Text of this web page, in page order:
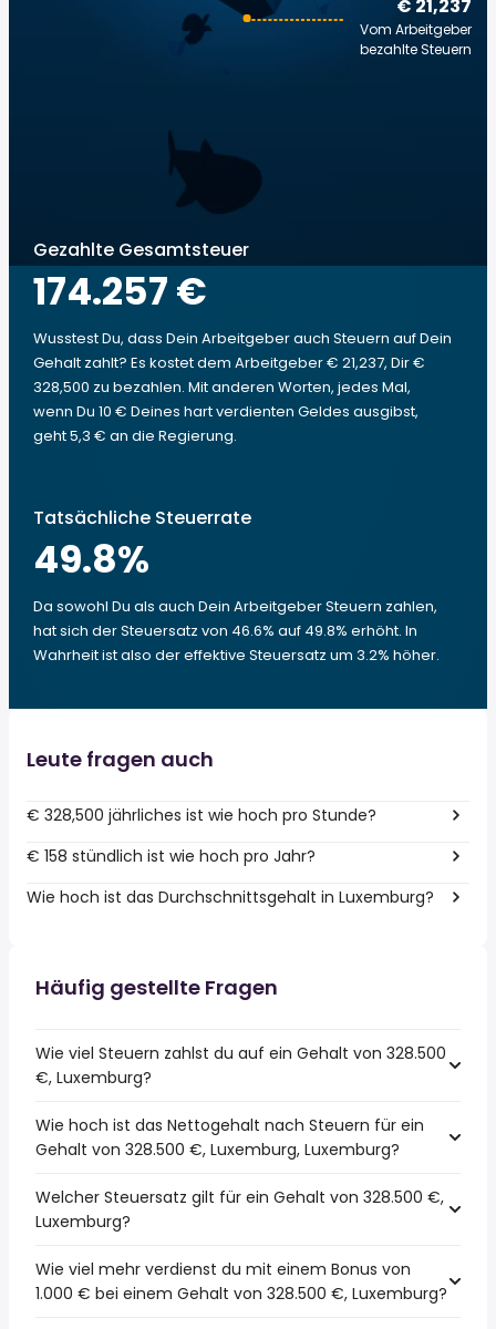
€ 21,237
Vom Arbeitgeber
bezahlte Steuern
Gezahlte Gesamtsteuer
174.257 €
Wusstest Du, dass Dein Arbeitgeber auch Steuern auf Dein
Gehalt zahlt? Es kostet dem Arbeitgeber € 21,237, Dir €
328,500 zu bezahlen. Mit anderen Worten, jedes Mal,
wenn Du 10 € Deines hart verdienten Geldes ausgibst,
geht 5,3 € an die Regierung.
Tatsächliche Steuerrate
49.8%
Da sowohl Du als auch Dein Arbeitgeber Steuern zahlen,
hat sich der Steuersatz von 46.6% auf 49.8% erhöht. In
Wahrheit ist also der effektive Steuersatz um 3.2% höher.
Leute fragen auch
€ 328,500 jährliches ist wie hoch pro Stunde?
€ 158 stündlich ist wie hoch pro Jahr?
Wie hoch ist das Durchschnittsgehalt in Luxemburg?
Häufig gestellte Fragen
Wie viel Steuern zahlst du auf ein Gehalt von 328.500
€, Luxemburg?
Wie hoch ist das Nettogehalt nach Steuern für ein
Gehalt von 328.500 €, Luxemburg, Luxemburg?
Welcher Steuersatz gilt für ein Gehalt von 328.500 €,
Luxemburg?
Wie viel mehr verdienst du mit einem Bonus von
1.000 € bei einem Gehalt von 328.500 €, Luxemburg?